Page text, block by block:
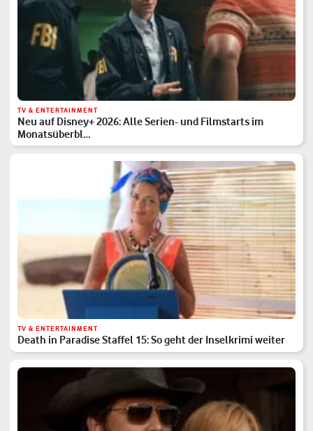
TV & ENTERTAINMENT
Neu auf Disney+ 2026: Alle Serien- und Filmstarts im
Monatsüberbl…
TV & ENTERTAINMENT
Death in Paradise Staffel 15: So geht der Inselkrimi weiter